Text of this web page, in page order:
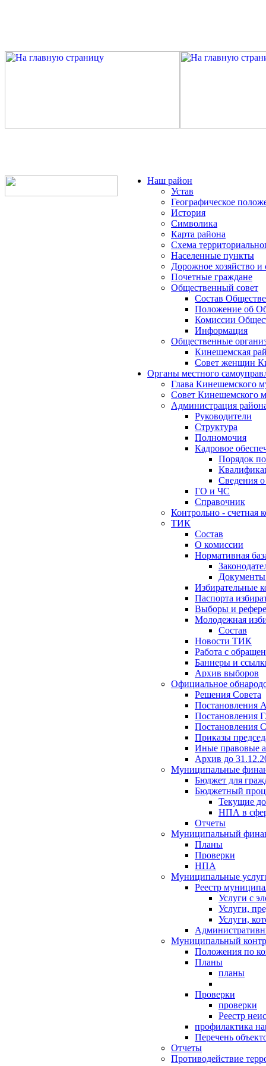
Наш район
Устав
Географическое
История
Символика
Карта района
Схема
Населенные пункты
Дорожное хозяйство и
Почетные граждане
Общественный совет
Состав
Положение об
Комиссии
Информация
Общественные
Кинешемская
Совет женщин
Органы местного
Глава Кинешемского
Совет Кинешемского
Администрация
Руководители
Структура
Полномочия
Кадровое
Порядок
Сведения
ГО и ЧС
Справочник
Контрольно - счетная
ТИК
Состав
О комиссии
Нормативная
Избирательные
Паспорта
Выборы и
Молодежная
Состав
Новости ТИК
Работа с
Баннеры и
Архив выборов
Официальное
Решения Совета
Постановления
Постановления
Постановления
Приказы
Иные правовые
Архив до
Муниципальные
Бюджет для
Бюджетный
Текущие
НПА в
Отчеты
Муниципальный
Планы
Проверки
НПА
Муниципальные
Реестр
Услуги с
Услуги,
Услуги,
Муниципальный
Положения по
Планы
планы
Проверки
проверки
Реестр
профилактика
Перечень
Отчеты
Противодействие